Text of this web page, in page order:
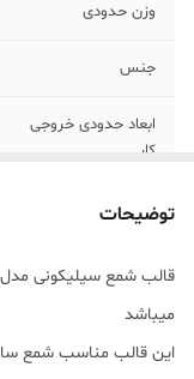
وزن حدودی
جنس
ابعاد حدودی خروجی
کار
توضیحات
میباشد
این قالب مناسب شمع